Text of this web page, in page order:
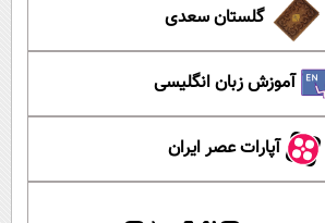
گلستان سعدی
آموزش زبان انگلیسی
آپارات عصر ایران